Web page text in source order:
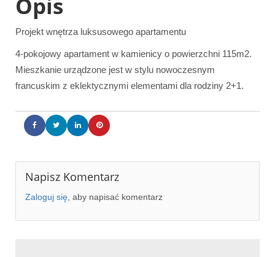
Opis
Projekt wnętrza luksusowego apartamentu
4-pokojowy apartament w kamienicy o powierzchni 115m2.
Mieszkanie urządzone jest w stylu nowoczesnym
francuskim z eklektycznymi elementami dla rodziny 2+1.
Napisz Komentarz
Zaloguj się, aby napisać komentarz